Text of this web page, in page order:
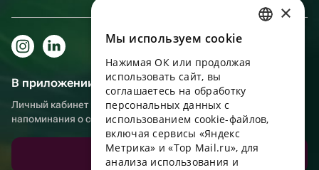
В приложении еще удобнее!
Личный кабинет получателя, больше бонусов за покупки и
напоминания о событиях
Скачать приложение
ENGLISH
UKRAINIAN
PORTUGUESE
×
Мы используем сookie
Нажимая ОК или продолжая
использовать сайт, вы
соглашаетесь на обработку
персональных данных с
использованием cookie-файлов,
включая сервисы «Яндекс
Метрика» и «Top Mail.ru», для
анализа использования и